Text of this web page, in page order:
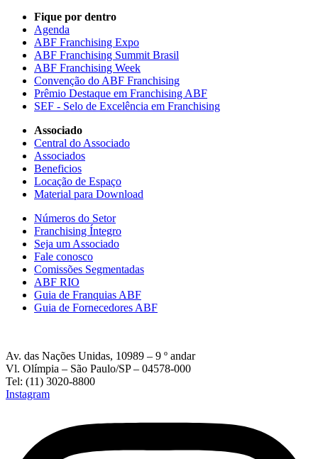
Fique por dentro
Agenda
ABF Franchising Expo
ABF Franchising Summit Brasil
ABF Franchising Week
Convenção do ABF Franchising
Prêmio Destaque em Franchising ABF
SEF - Selo de Excelência em Franchising
Associado
Central do Associado
Associados
Beneficios
Locação de Espaço
Material para Download
Números do Setor
Franchising Íntegro
Seja um Associado
Fale conosco
Comissões Segmentadas
ABF RIO
Guia de Franquias ABF
Guia de Fornecedores ABF
Av. das Nações Unidas, 10989 – 9 º andar
Vl. Olímpia – São Paulo/SP – 04578-000
Tel: (11) 3020-8800
Instagram